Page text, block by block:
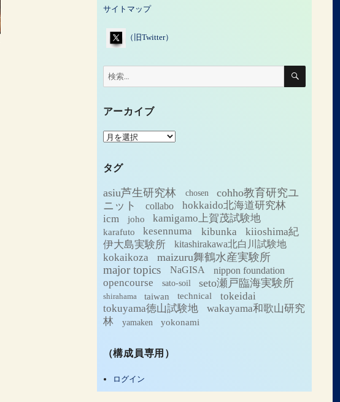
サイトマップ
（旧Twitter）
検
検
アーカイブ
ア
カ
イ
タグ
asiu芦生研究林 chosen
cohho教育研究ユ
ニット
collabo hokkaido北海道研究林
icm joho kamigamo上賀茂試験地
karafuto kesennuma kibunka
kiioshima紀
伊大島実験所
kitashirakawa北白川試験地
kokaikoza maizuru舞鶴水産実験所
major topics NaGISA nippon foundation
opencourse sato-soil seto瀬戸臨海実験所
shirahama taiwan technical
tokeidai
tokuyama徳山試験地
wakayama和歌山研究
林
yamaken yokonami
（構成員専用）
ログイン